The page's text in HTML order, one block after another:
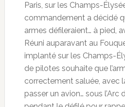
Paris, sur les Champs-
commandement a décidé
armes défileraient… à pied,
Réuni auparavant au
implanté sur les Champs-
de pilotes souhaite que
correctement saluée, avec
passer un avion… sous l’Arc